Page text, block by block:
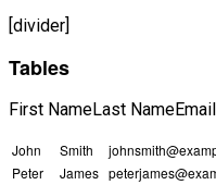
[divider]
Tables
First NameLast
John Smith
Peter
James